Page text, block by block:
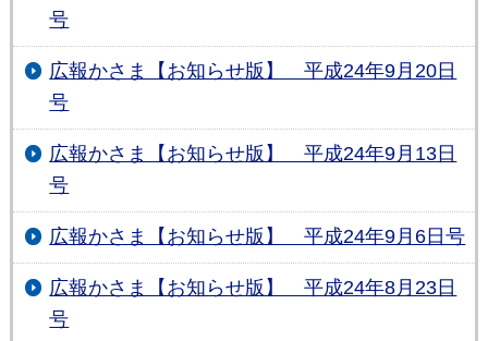
号
広報かさま【お知らせ版】 平成24年9月20日
号
広報かさま【お知らせ版】 平成24年9月13日
号
広報かさま【お知らせ版】 平成24年9月6日号
広報かさま【お知らせ版】 平成24年8月23日
号